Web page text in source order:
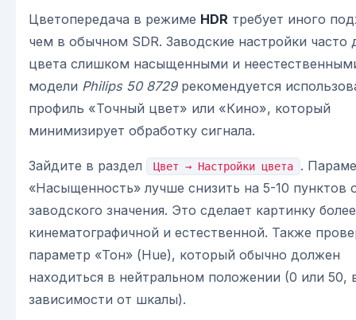
Цветопередача в режиме HDR требует иного
чем в обычном SDR. Заводские настройки часто
цвета слишком насыщенными и
модели Philips 50 8729рекомендуется
профиль «Точный цвет» или «Кино», который
минимизирует обработку сигнала.
Зайдите в раздел Цвет → Настройки цвета
.
«Насыщенность» лучше снизить на 5-10 пунктов
заводского значения. Это сделает картинку более
кинематографичной и естественной. Также
параметр «Тон» (Hue), который обычно должен
находиться в нейтральном положении (0 или 50,
зависимости от шкалы).